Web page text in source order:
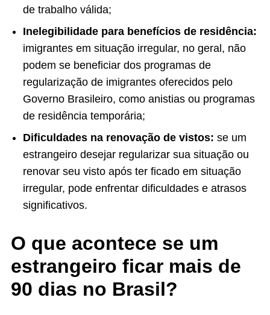
de trabalho válida;
Inelegibilidade para benefícios de residência:
imigrantes em situação irregular, no geral, não
podem se beneficiar dos programas de
regularização de imigrantes oferecidos pelo
Governo Brasileiro, como anistias ou programas
de residência temporária;
Dificuldades na renovação de vistos: se um
estrangeiro desejar regularizar sua situação ou
renovar seu visto após ter ficado em situação
irregular, pode enfrentar dificuldades e atrasos
significativos.
O que acontece se um
estrangeiro ficar mais de
90 dias no Brasil?